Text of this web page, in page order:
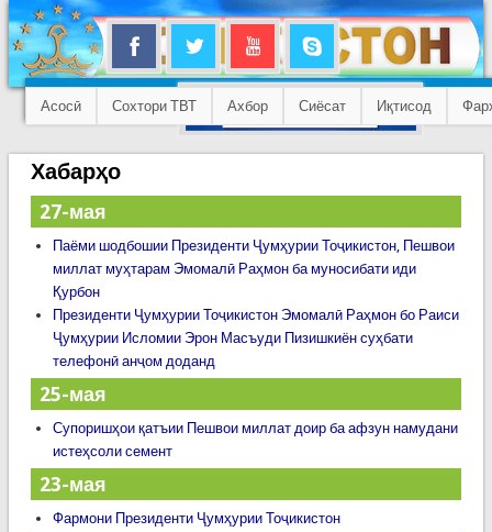
Асосӣ Сохтори ТВТ Ахбор Сиёсат Иқтисод
Хабарҳо
27-мая
Паёми шодбошии Президенти Ҷумҳурии Тоҷикистон, Пешвои
миллат муҳтарам Эмомалӣ Раҳмон ба муносибати иди
Қурбон
Президенти Ҷумҳурии Тоҷикистон Эмомалӣ Раҳмон бо Раиси
Ҷумҳурии Исломии Эрон Масъуди Пизишкиён суҳбати
телефонӣ анҷом доданд
25-мая
Супоришҳои қатъии Пешвои миллат доир ба афзун намудани
истеҳсоли семент
23-мая
Фармони Президенти Ҷумҳурии Тоҷикистон